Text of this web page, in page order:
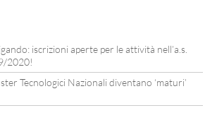
iscrizioni aperte per le attività nell’a.s.
2020!
Tecnologici Nazionali diventano ‘maturi’